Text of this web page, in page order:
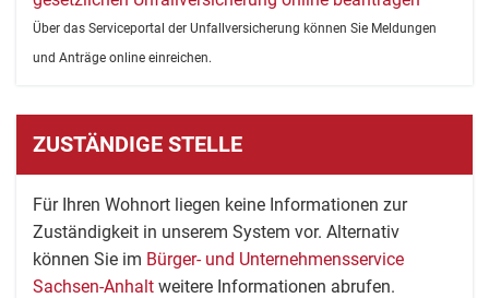
Über das Serviceportal der Unfallversicherung können Sie Meldungen
und Anträge online einreichen.
ZUSTÄNDIGE STELLE
Für Ihren Wohnort liegen keine Informationen zur
Zuständigkeit in unserem System vor. Alternativ
können Sie im Bürger- und Unternehmensservice
Sachsen-Anhalt weitere Informationen abrufen.